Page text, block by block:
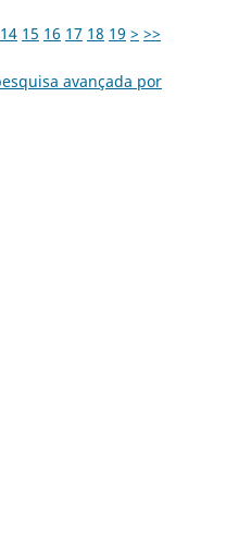
14 15 16 17 18 19 > >>
avançada por